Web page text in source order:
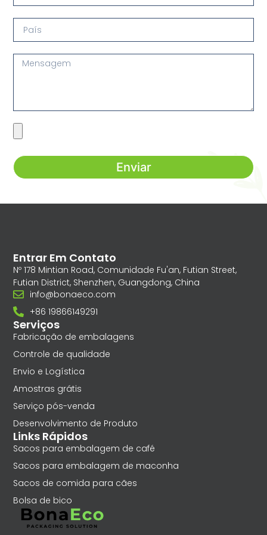
Enviar
Serviços
Fabricação de embalagens
Controle de qualidade
Envio e Logística
Amostras grátis
Serviço pós-venda
Desenvolvimento de Produto
Links Rápidos
Sacos para embalagem de café
Sacos para embalagem de maconha
Sacos de comida para cães
Bolsa de bico
Entrar Em Contato
Nº 178 Mintian Road, Comunidade Fu'an, Futian Street,
Futian District, Shenzhen, Guangdong, China
info@bonaeco.com
+86 19866149291